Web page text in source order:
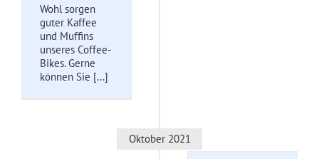
Wohl sorgen
guter Kaffee
und Muffins
unseres Coffee-
Bikes. Gerne
können Sie [...]
Oktober 2021